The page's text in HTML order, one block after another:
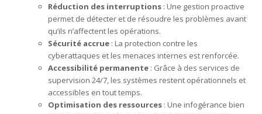
Réduction des interruptions : Une gestion proactive
permet de détecter et de résoudre les problèmes avant
qu’ils n’affectent les opérations.
Sécurité accrue : La protection contre les
cyberattaques et les menaces internes est renforcée.
Accessibilité permanente : Grâce à des services de
supervision 24/7, les systèmes restent opérationnels et
accessibles en tout temps.
Optimisation des ressources : Une infogérance bien